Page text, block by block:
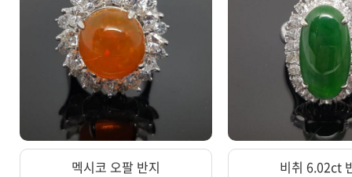
멕시코 오팔 반지 비취 6.02ct